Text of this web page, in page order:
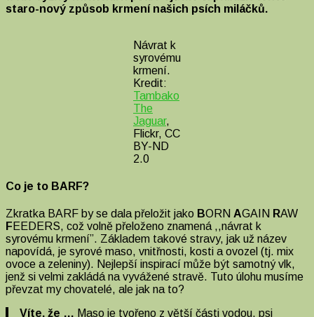
k
staro-nový způsob krmení našich psích miláčků.
Návrat k
syrovému
krmení.
Kredit:
Tambako
The
Jaguar,
Flickr, CC
BY-ND
2.0
Co je to BARF?
Zkratka BARF by se dala přeložit jako BORN AGAIN RAW
F EEDERS, což volně přeloženo znamená ,,návrat k
syrovému krmení”. Základem takové stravy, jak už název
napovídá, je syrové maso, vnitřnosti, kosti a ovozel (tj. mix
ovoce a zeleniny). Nejlepší inspirací může být samotný vlk,
jenž si velmi zakládá na vyvážené stravě. Tuto úlohu musíme
převzat my chovatelé, ale jak na to?
Víte, že … Maso je tvořeno z větší části vodou, psi